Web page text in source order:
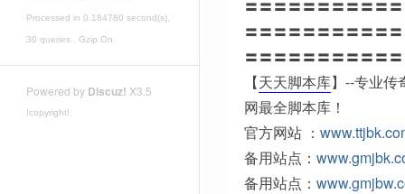
Processed in 0.184780 second(s),
30 queries , Gzip On.
Powered by Discuz! X3.5
!copyright!
〓〓〓〓〓〓〓〓〓〓
〓〓〓〓〓〓〓〓〓〓
〓〓〓〓〓〓〓〓〓〓
【天天脚本库】--专业传
网最全脚本库！
官方网站 ：
备用站点：
备用站点：